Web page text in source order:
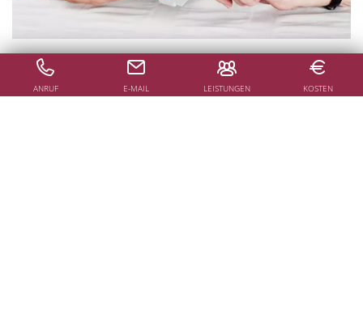
Sie haben Fragen zu unseren Leistungen oder möchten
sich gerne für unsere Betreuungsdienste anmelden?
ANRUF E-MAIL LEISTUNGEN KOSTEN